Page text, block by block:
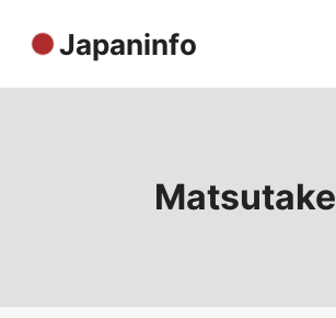
Inhalt
Japaninfo
Matsutake